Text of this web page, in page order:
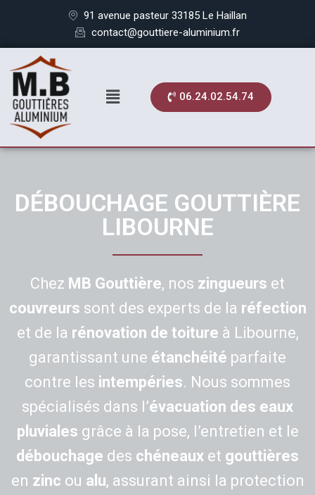
91 avenue pasteur 33185 Le Haillan
contact@gouttiere-aluminium.fr
06.24.02.54.74
DÉBOUCHAGE GOUTTIÈRE
LIBOURNE
Chez MB Gouttière, nos zingueurs et
couvreurs sont des experts de la réfection
et de la rénovation de toiture à Libourne,
garantissant une étanchéité parfaite
contre les intempéries. Nous sommes
spécialisés dans l’évacuation des eaux
pluviales grâce à la pose, l’entretien et le
débouchage des chéneaux et gouttières
en zinc ou alu, assurant ainsi la protection